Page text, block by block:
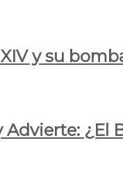
y su
Advierte: ¿El